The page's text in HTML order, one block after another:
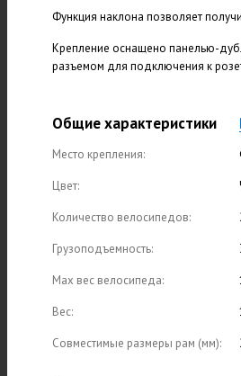
Функция наклона позволяет
Крепление оснащено панелью-
разъемом для подключения к
Общие характеристики
Место крепления:
Цвет:
Количество велосипедов:
Грузоподъемность:
Max вес велосипеда:
Вес:
Совместимые размеры рам (мм):